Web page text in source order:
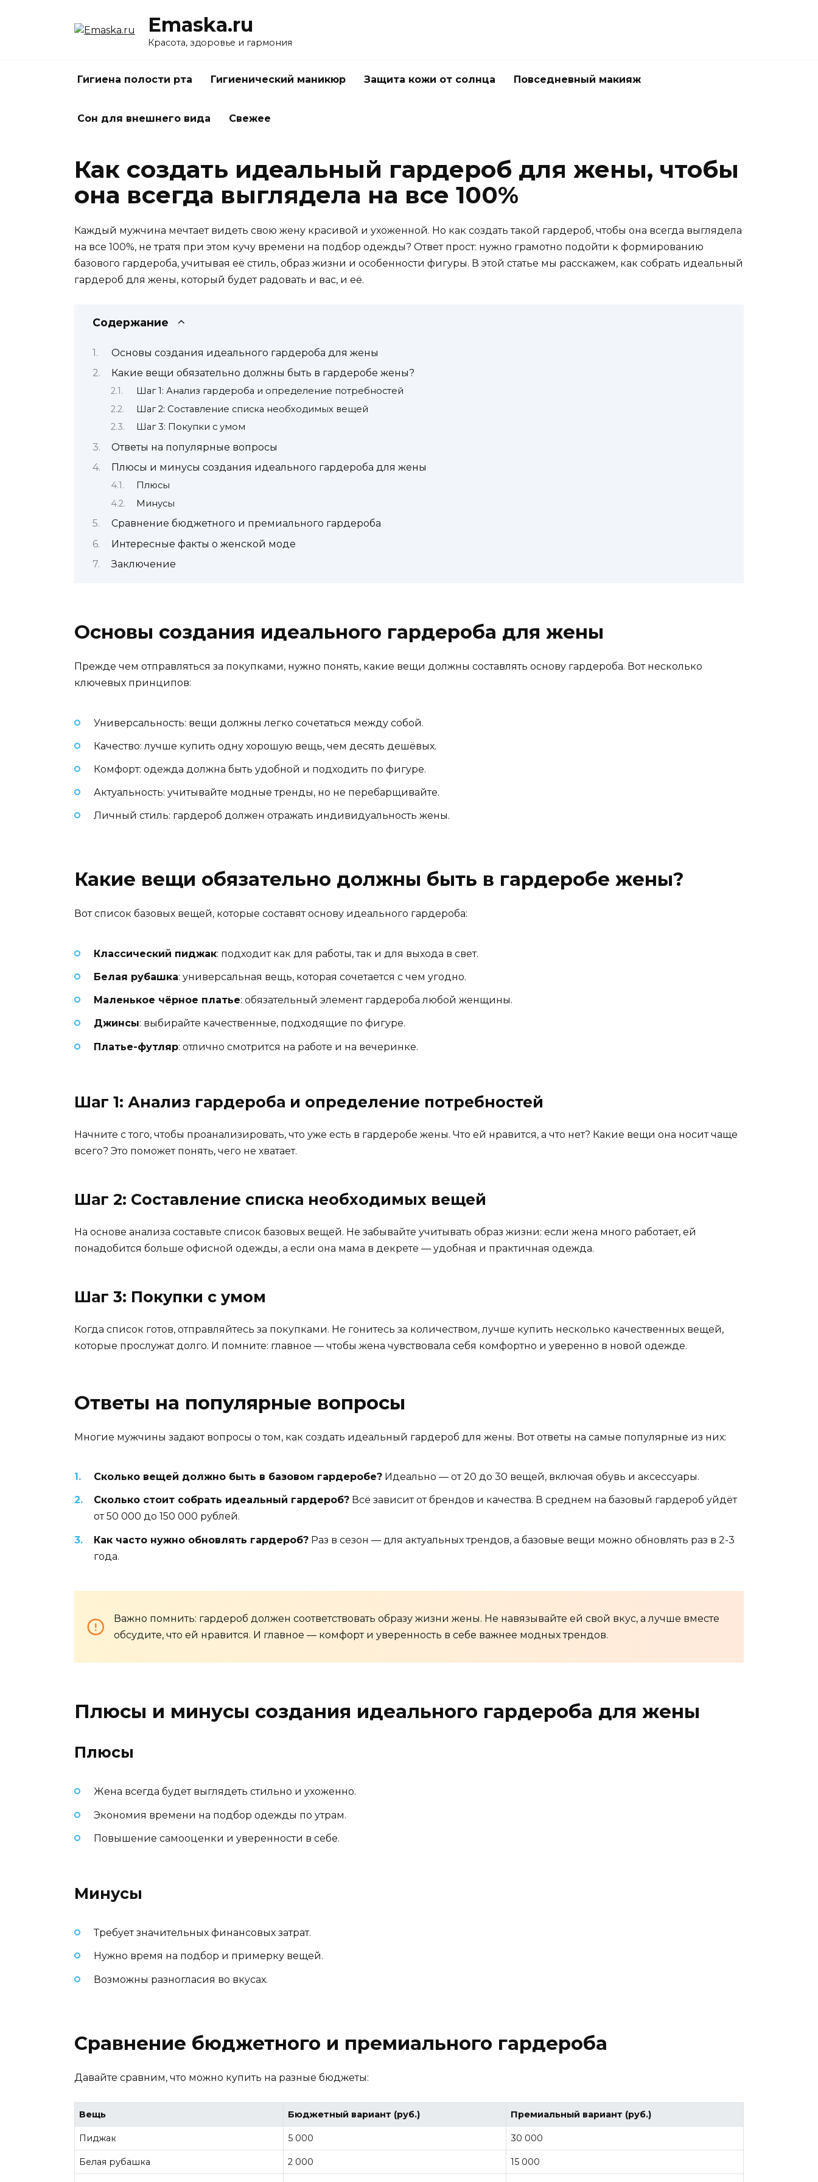
Emaska.ru
Красота, здоровье и гармония
Гигиена полости рта Гигиенический маникюр Защита кожи от солнца Повседневный макияж
Сон для внешнего вида Свежее
Как создать идеальный гардероб для жены, чтобы
она всегда выглядела на все 100%
Каждый мужчина мечтает видеть свою жену красивой и ухоженной. Но как создать такой гардероб, чтобы она всегда выглядела
на все 100%, не тратя при этом кучу времени на подбор одежды? Ответ прост: нужно грамотно подойти к формированию
базового гардероба, учитывая её стиль, образ жизни и особенности фигуры. В этой статье мы расскажем, как собрать идеальный
гардероб для жены, который будет радовать и вас, и её.
Содержание
Основы создания идеального гардероба для жены
Какие вещи обязательно должны быть в гардеробе жены?
Шаг 1: Анализ гардероба и определение потребностей
Шаг 2: Составление списка необходимых вещей
Шаг 3: Покупки с умом
Ответы на популярные вопросы
Плюсы и минусы создания идеального гардероба для жены
Плюсы
Минусы
Сравнение бюджетного и премиального гардероба
Интересные факты о женской моде
Заключение
Основы создания идеального гардероба для жены
Прежде чем отправляться за покупками, нужно понять, какие вещи должны составлять основу гардероба. Вот несколько
ключевых принципов:
Универсальность: вещи должны легко сочетаться между собой.
Качество: лучше купить одну хорошую вещь, чем десять дешёвых.
Комфорт: одежда должна быть удобной и подходить по фигуре.
Актуальность: учитывайте модные тренды, но не перебарщивайте.
Личный стиль: гардероб должен отражать индивидуальность жены.
Какие вещи обязательно должны быть в гардеробе жены?
Вот список базовых вещей, которые составят основу идеального гардероба:
Классический пиджак: подходит как для работы, так и для выхода в свет.
Белая рубашка: универсальная вещь, которая сочетается с чем угодно.
Маленькое чёрное платье: обязательный элемент гардероба любой женщины.
Джинсы: выбирайте качественные, подходящие по фигуре.
Платье-футляр: отлично смотрится на работе и на вечеринке.
Шаг 1: Анализ гардероба и определение потребностей
Начните с того, чтобы проанализировать, что уже есть в гардеробе жены. Что ей нравится, а что нет? Какие вещи она носит чаще
всего? Это поможет понять, чего не хватает.
Шаг 2: Составление списка необходимых вещей
На основе анализа составьте список базовых вещей. Не забывайте учитывать образ жизни: если жена много работает, ей
понадобится больше офисной одежды, а если она мама в декрете — удобная и практичная одежда.
Шаг 3: Покупки с умом
Когда список готов, отправляйтесь за покупками. Не гонитесь за количеством, лучше купить несколько качественных вещей,
которые прослужат долго. И помните: главное — чтобы жена чувствовала себя комфортно и уверенно в новой одежде.
Ответы на популярные вопросы
Многие мужчины задают вопросы о том, как создать идеальный гардероб для жены. Вот ответы на самые популярные из них:
Сколько вещей должно быть в базовом гардеробе? Идеально — от 20 до 30 вещей, включая обувь и аксессуары.
Сколько стоит собрать идеальный гардероб? Всё зависит от брендов и качества. В среднем на базовый гардероб уйдёт
от 50 000 до 150 000 рублей.
Как часто нужно обновлять гардероб? Раз в сезон — для актуальных трендов, а базовые вещи можно обновлять раз в 2-3
года.
Важно помнить: гардероб должен соответствовать образу жизни жены. Не навязывайте ей свой вкус, а лучше вместе
обсудите, что ей нравится. И главное — комфорт и уверенность в себе важнее модных трендов.
Плюсы и минусы создания идеального гардероба для жены
Плюсы
Жена всегда будет выглядеть стильно и ухоженно.
Экономия времени на подбор одежды по утрам.
Повышение самооценки и уверенности в себе.
Минусы
Требует значительных финансовых затрат.
Нужно время на подбор и примерку вещей.
Возможны разногласия во вкусах.
Сравнение бюджетного и премиального гардероба
Давайте сравним, что можно купить на разные бюджеты:
Вещь Бюджетный вариант (руб.) Премиальный вариант (руб.)
Пиджак 5 000 30 000
Белая рубашка 2 000 15 000